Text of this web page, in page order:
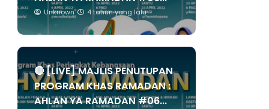
Unknown 4 tahun yang lalu
🔴 [LIVE] MAJLIS PENUTUPAN
PROGRAM KHAS RAMADAN :
AHLAN YA RAMADAN #06...